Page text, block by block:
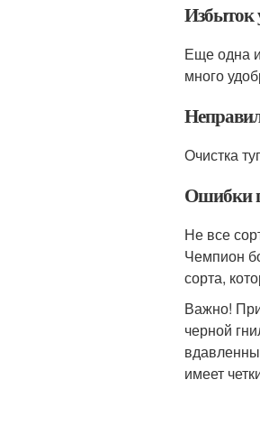
Избыток
Еще одна
много
Очистка
Ошибки
Не все
Чемпион
сорта,
Важно!
черной
имеет